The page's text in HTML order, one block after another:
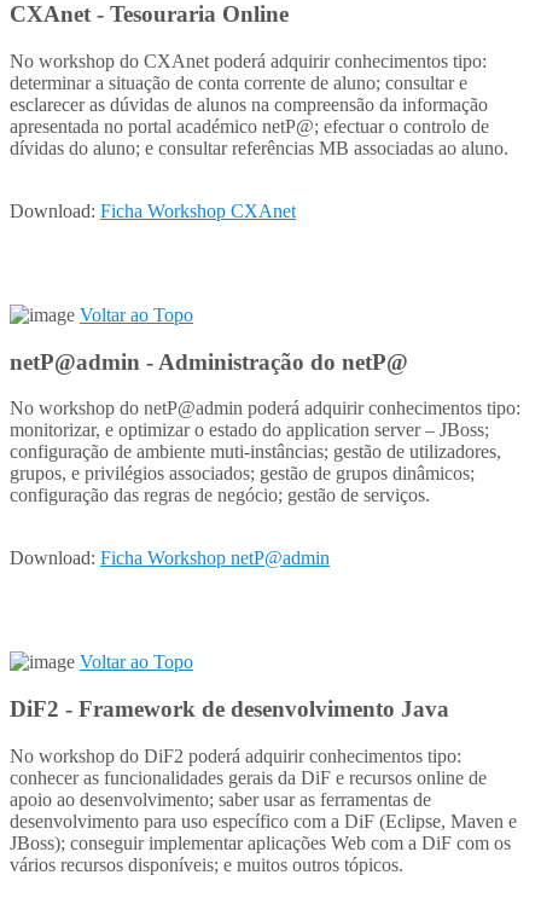
CXAnet - Tesouraria Online
No workshop do CXAnet poderá adquirir conhecimentos tipo:
determinar a situação de conta corrente de aluno; consultar e
esclarecer as dúvidas de alunos na compreensão da informação
apresentada no portal académico netP@; efectuar o controlo de
dívidas do aluno; e consultar referências MB associadas ao aluno.
Download: Ficha Workshop CXAnet
Voltar ao Topo
netP@admin - Administração do netP@
No workshop do netP@admin poderá adquirir conhecimentos tipo:
monitorizar, e optimizar o estado do application server – JBoss;
configuração de ambiente muti-instâncias; gestão de utilizadores,
grupos, e privilégios associados; gestão de grupos dinâmicos;
configuração das regras de negócio; gestão de serviços.
Download: Ficha Workshop netP@admin
Voltar ao Topo
DiF2 - Framework de desenvolvimento Java
No workshop do DiF2 poderá adquirir conhecimentos tipo:
conhecer as funcionalidades gerais da DiF e recursos online de
apoio ao desenvolvimento; saber usar as ferramentas de
desenvolvimento para uso específico com a DiF (Eclipse, Maven e
JBoss); conseguir implementar aplicações Web com a DiF com os
vários recursos disponíveis; e muitos outros tópicos.